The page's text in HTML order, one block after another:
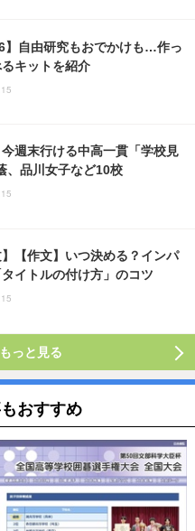
】自由研究もおでかけも…作っ
キットを紹介
今週末行ける中高一貫「学校見
品川女子など10校
】【作文】いつ決める？インパ
イトルの付け方」のコツ
っと見る
おすすめ